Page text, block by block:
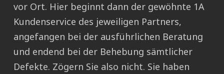
vor Ort. Hier beginnt dann der gewöhnte 1A
Kundenservice des jeweiligen Partners,
angefangen bei der ausführlichen Beratung
und endend bei der Behebung sämtlicher
Defekte. Zögern Sie also nicht. Sie haben